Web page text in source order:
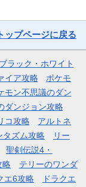
ップページに戻る
ラック・ホワイト
イア攻略
ポケモ
モン不思議のダン
ダンジョン攻略
コ攻略
アルトネ
タズム攻略
リー
聖剣伝説4・
略
テリーのワンダ
エ6攻略 ドラクエ